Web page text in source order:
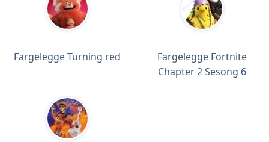
Fargelegge Turning red
Fargelegge Fortnite
Chapter 2 Sesong 6